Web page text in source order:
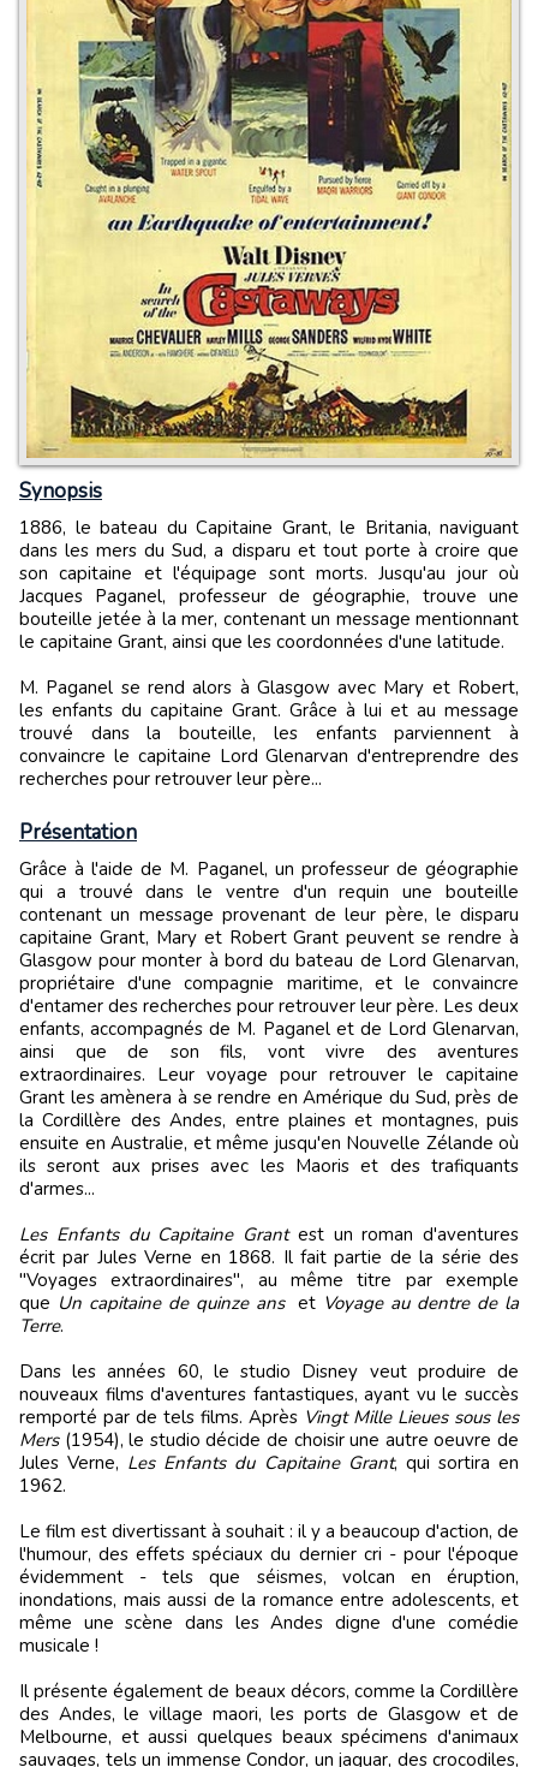
Synopsis
1886, le bateau du Capitaine Grant, le Britania, naviguant
dans les mers du Sud, a disparu et tout porte à croire que
son capitaine et l'équipage sont morts. Jusqu'au jour où
Jacques Paganel, professeur de géographie, trouve une
bouteille jetée à la mer, contenant un message mentionnant
le capitaine Grant, ainsi que les coordonnées d'une latitude.
M. Paganel se rend alors à Glasgow avec Mary et Robert,
les enfants du capitaine Grant. Grâce à lui et au message
trouvé dans la bouteille, les enfants parviennent à
convaincre le capitaine Lord Glenarvan d'entreprendre des
recherches pour retrouver leur père...
Présentation
Grâce à l'aide de M. Paganel, un professeur de géographie
qui a trouvé dans le ventre d'un requin une bouteille
contenant un message provenant de leur père, le disparu
capitaine Grant, Mary et Robert Grant peuvent se rendre à
Glasgow pour monter à bord du bateau de Lord Glenarvan,
propriétaire d'une compagnie maritime, et le convaincre
d'entamer des recherches pour retrouver leur père. Les deux
enfants, accompagnés de M. Paganel et de Lord Glenarvan,
ainsi que de son fils, vont vivre des aventures
extraordinaires. Leur voyage pour retrouver le capitaine
Grant les amènera à se rendre en Amérique du Sud, près de
la Cordillère des Andes, entre plaines et montagnes, puis
ensuite en Australie, et même jusqu'en Nouvelle Zélande où
ils seront aux prises avec les Maoris et des trafiquants
d'armes...
Les Enfants du Capitaine Grantest un roman d'aventures
écrit par Jules Verne en 1868. Il fait partie de la série des
"Voyages extraordinaires", au même titre par exemple
que Un capitaine de quinze anset Voyage au dentre de la
Terre.
Dans les années 60, le studio Disney veut produire de
nouveaux films d'aventures fantastiques, ayant vu le succès
remporté par de tels films. Après Vingt Mille Lieues sous les
Mers(1954), le studio décide de choisir une autre oeuvre de
Jules Verne, Les Enfants du Capitaine Grant, qui sortira en
1962.
Le film est divertissant à souhait : il y a beaucoup d'action, de
l'humour, des effets spéciaux du dernier cri - pour l'époque
évidemment - tels que séismes, volcan en éruption,
inondations, mais aussi de la romance entre adolescents, et
même une scène dans les Andes digne d'une comédie
musicale !
Il présente également de beaux décors, comme la Cordillère
des Andes, le village maori, les ports de Glasgow et de
Melbourne, et aussi quelques beaux spécimens d'animaux
sauvages, tels un immense Condor, un jaguar, des crocodiles,